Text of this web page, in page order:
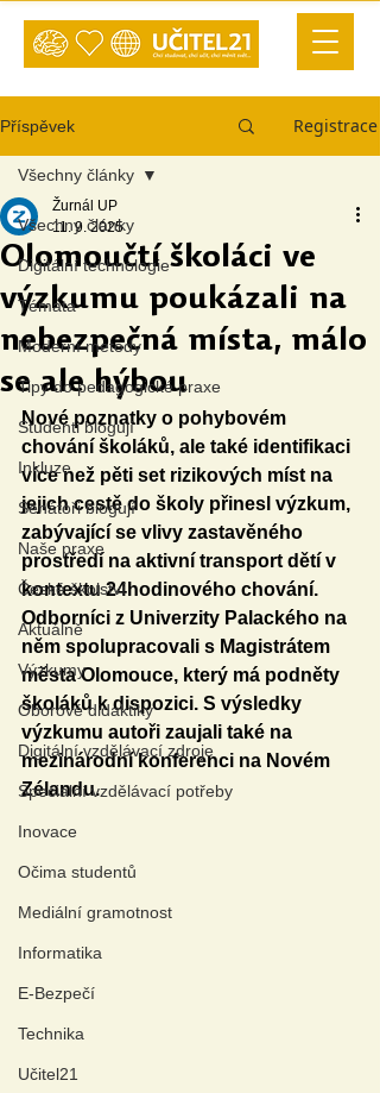
Příspěvek Registrace
Všechny články
Digitální technologie
Témata
Moderní metody
Tipy do pedagogické praxe
Studenti blogují
Inkluze
Senátoři blogují
Naše praxe
České školství
Aktuálně
Výzkumy
Oborové didaktiky
Digitální vzdělávací zdroje
Speciální vzdělávací potřeby
Inovace
Očima studentů
Mediální gramotnost
Informatika
E-Bezpečí
Technika
Učitel21
Všechny články
Olomoučtí školáci ve
výzkumu poukázali na
nebezpečná místa, málo
se ale hýbou
Žurnál UP
11. 9. 2025
Nové poznatky o pohybovém
chování školáků, ale také identifikaci
více než pěti set rizikových míst na
jejich cestě do školy přinesl výzkum,
zabývající se vlivy zastavěného
prostředí na aktivní transport dětí v
kontextu 24hodinového chování.
Odborníci z Univerzity Palackého na
něm spolupracovali s Magistrátem
města Olomouce, který má podněty
školáků k dispozici. S výsledky
výzkumu autoři zaujali také na
mezinárodní konferenci na Novém
Zélandu.